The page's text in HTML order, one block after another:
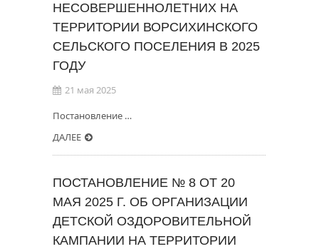
НЕСОВЕРШЕННОЛЕТНИХ НА
ТЕРРИТОРИИ ВОРСИХИНСКОГО
СЕЛЬСКОГО ПОСЕЛЕНИЯ В 2025
ГОДУ
21 мая 2025
Постановление …
ДАЛЕЕ
ПОСТАНОВЛЕНИЕ № 8 ОТ 20
МАЯ 2025 Г. ОБ ОРГАНИЗАЦИИ
ДЕТСКОЙ ОЗДОРОВИТЕЛЬНОЙ
КАМПАНИИ НА ТЕРРИТОРИИ